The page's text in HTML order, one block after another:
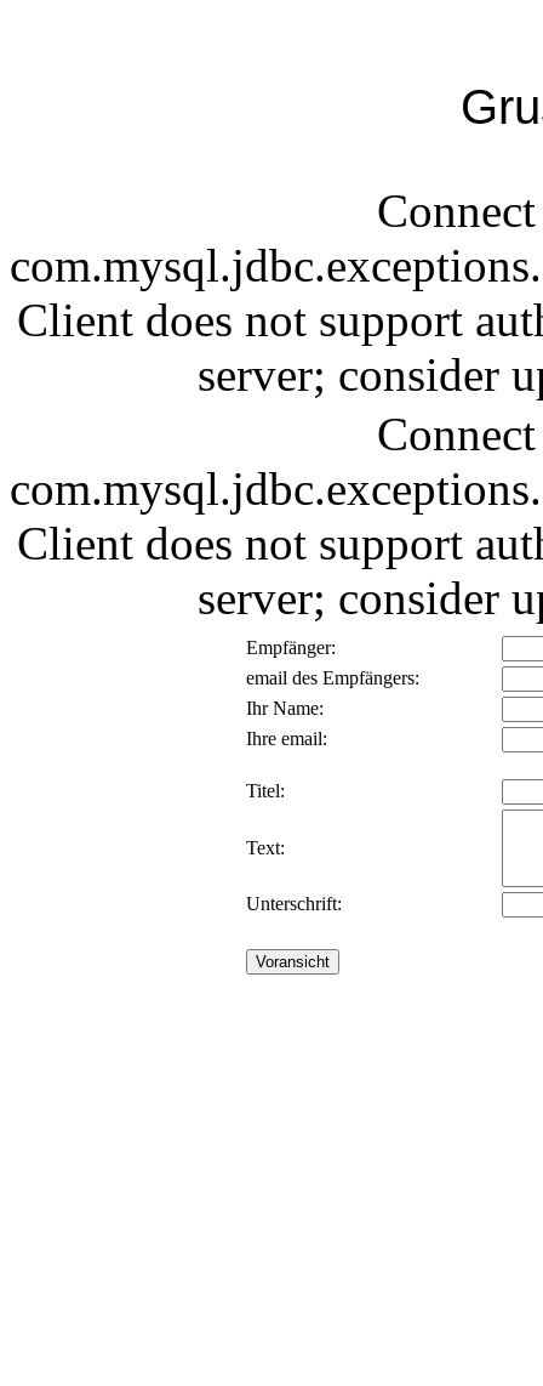
Client does not support
server; consider
Client does not support
server; consider
Empfänger:
email des Empfängers:
Ihr Name:
Ihre email:
Titel:
Text:
Unterschrift: